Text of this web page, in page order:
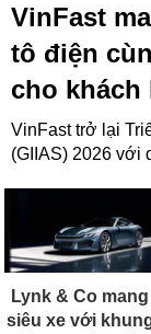
VinFast
tô điện
cho khách
VinFast trở lại
(GIIAS) 2026 với
Lynk & Co mang
siêu xe với